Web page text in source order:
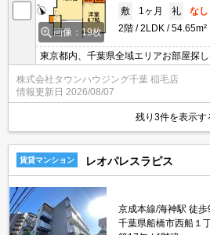
画像：19枚
敷
1ヶ月 礼
なし
2階
2LDK 54.65m²
東京都内、千葉県全域エリアお部屋探
お任せください！オンラインでご相談
ご対応可能です。
株式会社タウンハウジング千葉 稲毛店
情報更新日 2026/08/07
残り3件を表示す
賃貸マンション レオパレスラピス
京成本線/海神駅 徒歩
千葉県船橋市西船１